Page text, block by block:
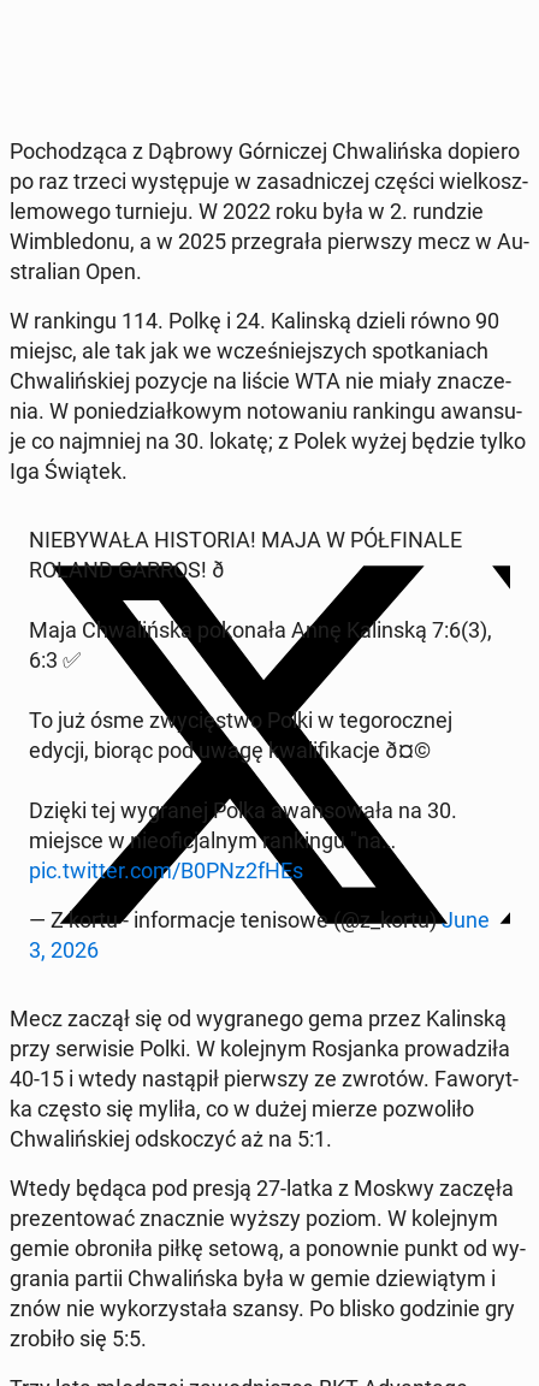
Po­cho­dzą­ca z Dąbrowy Gór­ni­czej Chwa­liń­ska dopiero
po raz trzeci wy­stę­pu­je w za­sad­ni­czej części wiel­kosz­
le­mo­we­go tur­nie­ju. W 2022 roku była w 2. rundzie
Wim­ble­do­nu, a w 2025 prze­gra­ła pierw­szy mecz w Au­
stra­lian Open.
W ran­kin­gu 114. Polkę i 24. Ka­lin­ską dzieli równo 90
miejsc, ale tak jak we wcze­śniej­szych spo­tka­niach
Chwa­liń­skiej pozycje na liście WTA nie miały zna­cze­
nia. W po­nie­dział­ko­wym no­to­wa­niu ran­kin­gu awan­su­
je co naj­mniej na 30. lokatę; z Polek wyżej będzie tylko
Iga Świątek.
NIE­BY­WA­ŁA HI­STO­RIA! MAJA W PÓŁ­FI­NA­LE
ROLAND GARROS! ð
Maja Chwa­liń­ska po­ko­na­ła Annę Ka­lin­ską 7:6(3),
6:3 ✅
To już ósme zwy­cię­stwo Polki w te­go­rocz­nej
edycji, biorąc pod uwagę kwa­li­fi­ka­cje ð¤©
Dzięki tej wy­gra­nej Polka awan­so­wa­ła na 30.
miejsce w nie­ofi­cjal­nym ran­kin­gu "na…
pic.twitter.com/B0PNz2fHEs
— Z kortu - in­for­ma­cje te­ni­so­we (@z_kortu)June
3, 2026
Mecz zaczął się od wy­gra­ne­go gema przez Ka­lin­ską
przy ser­wi­sie Polki. W ko­lej­nym Ro­sjan­ka pro­wa­dzi­ła
40-15 i wtedy na­stą­pił pierw­szy ze zwrotów. Fa­wo­ryt­
ka często się myliła, co w dużej mierze po­zwo­li­ło
Chwa­liń­skiej od­sko­czyć aż na 5:1.
Wtedy będąca pod presją 27-latka z Moskwy zaczęła
pre­zen­to­wać znacz­nie wyższy poziom. W ko­lej­nym
gemie obro­ni­ła piłkę setową, a po­now­nie punkt od wy­
gra­nia partii Chwa­liń­ska była w gemie dzie­wią­tym i
znów nie wy­ko­rzy­sta­ła szansy. Po blisko go­dzi­nie gry
zrobiło się 5:5.